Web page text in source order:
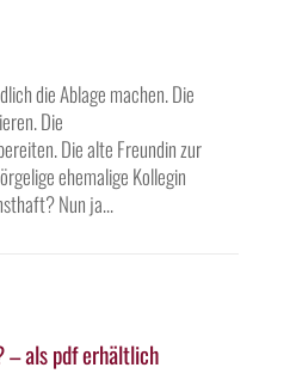
die Ablage machen. Die
Die
Die alte Freundin zur
ehemalige Kollegin
Nun ja…
– als pdf erhältlich